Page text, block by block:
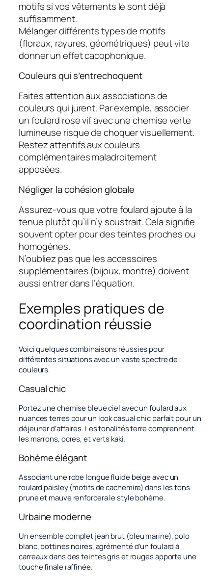
motifs si vos vêtements le sont déjà
suffisamment.
Mélanger différents types de motifs
(floraux, rayures, géométriques) peut vite
donner un effet cacophonique.
Couleurs qui s’entrechoquent
Faites attention aux associations de
couleurs qui jurent. Par exemple, associer
un foulard rose vif avec une chemise verte
lumineuse risque de choquer visuellement.
Restez attentifs aux couleurs
complémentaires maladroitement
apposées.
Négliger la cohésion globale
Assurez-vous que votre foulard ajoute à la
tenue plutôt qu’il n’y soustrait. Cela signifie
souvent opter pour des teintes proches ou
homogènes.
N’oubliez pas que les accessoires
supplémentaires (bijoux, montre) doivent
aussi entrer dans l’équation.
Exemples pratiques de
coordination réussie
Voici quelques combinaisons réussies pour
différentes situations avec un vaste spectre de
couleurs.
Casual chic
Portez une chemise bleue ciel avec un foulard aux
nuances terres pour un look casual chic parfait pour un
déjeuner d’affaires. Les tonalités terre comprennent
les marrons, ocres, et verts kaki.
Bohème élégant
Associant une robe longue fluide beige avec un
foulard paisley (motifs de cachemire) dans les tons
prune et mauve renforcera le style bohème.
Urbaine moderne
Un ensemble complet jean brut (bleu marine), polo
blanc, bottines noires, agrémenté d’un foulard à
carreaux dans des teintes gris et rouges apporte une
touche finale raffinée.